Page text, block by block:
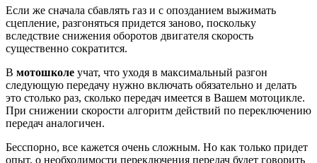
Если же сначала сбавлять газ и с опозданием выжимать
сцепление, разгоняться придется заново, поскольку
вследствие снижения оборотов двигателя скорость
существенно сократится.
В мотошколе учат, что уходя в максимальный разгон
следующую передачу нужно включать обязательно и делать
это столько раз, сколько передач имеется в Вашем мотоцикле.
При снижении скорости алгоритм действий по переключению
передач аналогичен.
Бесспорно, все кажется очень сложным. Но как только придет
опыт, о необходимости переключения передач будет говорить